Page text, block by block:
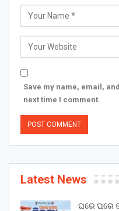
Save my name, email,
next time I comment.
Latest News
ଘରେ ଘରେ